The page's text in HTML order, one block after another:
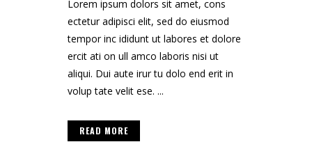
Lorem ipsum dolors sit amet, cons
ectetur adipisci elit, sed do eiusmod
tempor inc ididunt ut labores et dolore
ercit ati on ull amco laboris nisi ut
aliqui. Dui aute irur tu dolo end erit in
volup tate velit ese. ...
READ MORE